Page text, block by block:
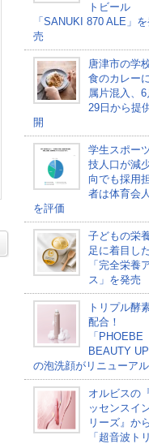
トビール
「SANUKI 870 ALE」
売
唐津市の学
食のカレー
属片混入、6
29日から提
開
学生スポー
技人口が減
向でも採用
者は体育会
を評価
子どもの栄
足に着目し
「完全栄養
ス」を発売
トリプル酵
配合！
「PHOEBE
BEAUTY UP
の泡洗顔がリニューアル
オルビスの
ッセンスイ
リーズ』から
「超音波ト